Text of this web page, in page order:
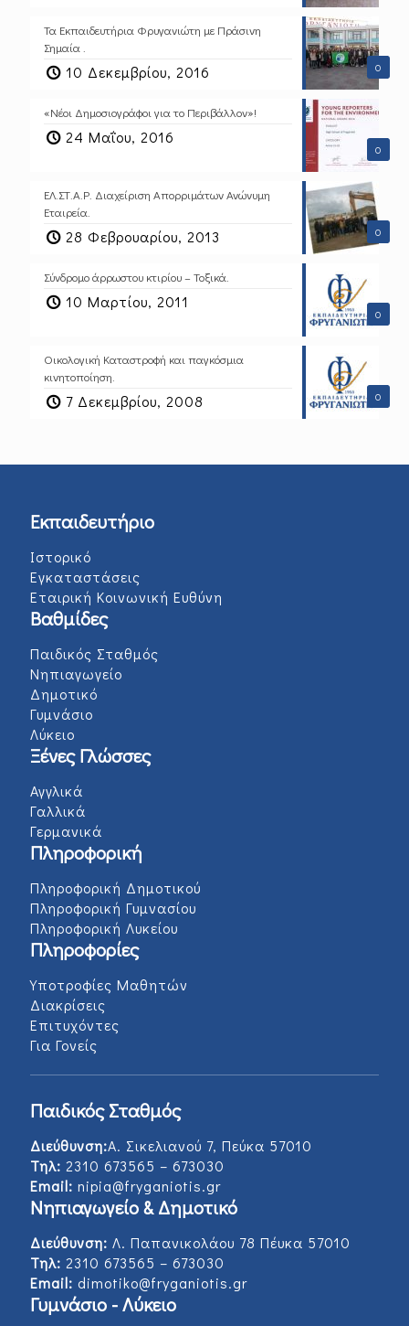
0
Τα Εκπαιδευτήρια Φρυγανιώτη με Πράσινη
Σημαία .
10 Δεκεμβρίου, 2016
0
«Νέοι Δημοσιογράφοι για το Περιβάλλον»!
24 Μαΐου, 2016
0
ΕΛ.ΣΤ.Α.Ρ. Διαχείριση Απορριμάτων Ανώνυμη
Εταιρεία.
28 Φεβρουαρίου, 2013
0
Σύνδρομο άρρωστου κτιρίου – Τοξικά.
10 Μαρτίου, 2011
0
Οικολογική Καταστροφή και παγκόσμια
κινητοποίηση.
7 Δεκεμβρίου, 2008
Εκπαιδευτήριο
Ιστορικό
Εγκαταστάσεις
Εταιρική Κοινωνική Ευθύνη
Βαθμίδες
Παιδικός Σταθμός
Νηπιαγωγείο
Δημοτικό
Γυμνάσιο
Λύκειο
Ξένες Γλώσσες
Αγγλικά
Γαλλικά
Γερμανικά
Πληροφορική
Πληροφορική Δημοτικού
Πληροφορική Γυμνασίου
Πληροφορική Λυκείου
Πληροφορίες
Υποτροφίες Μαθητών
Διακρίσεις
Επιτυχόντες
Για Γονείς
Παιδικός Σταθμός
Διεύθυνση:Α. Σικελιανού 7, Πεύκα 57010
Τηλ: 2310 673565 – 673030
Email: nipia@fryganiotis.gr
Νηπιαγωγείο & Δημοτικό
Διεύθυνση: Λ. Παπανικολάου 78 Πέυκα 57010
Τηλ: 2310 673565 – 673030
Email: dimotiko@fryganiotis.gr
Γυμνάσιο - Λύκειο